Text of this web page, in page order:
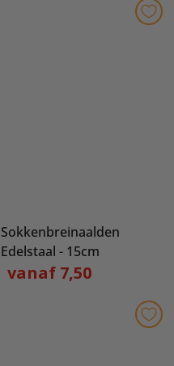
Sokkenbreinaalden
Edelstaal - 15cm
vanaf 7,50